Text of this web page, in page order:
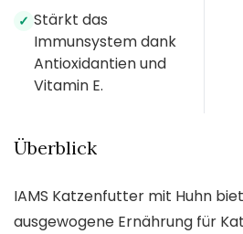
✓ Stärkt das
Immunsystem dank
Antioxidantien und
Vitamin E.
Überblick
IAMS Katzenfutter mit Huhn
ausgewogene Ernährung für